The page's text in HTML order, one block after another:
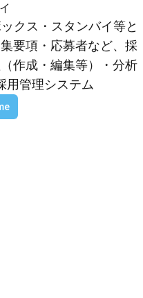
クス・スタンバイ等と
要項・応募者など、採
作成・編集等）・分析
用管理システム